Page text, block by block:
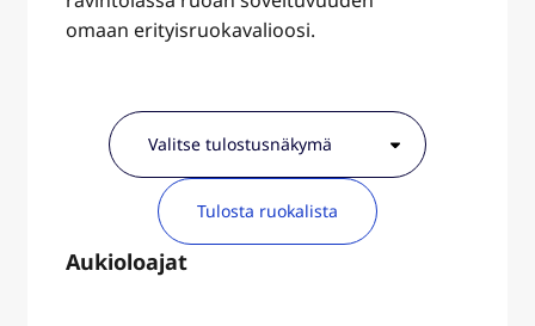
omaan erityisruokavalioosi.
Tulosta ruokalista